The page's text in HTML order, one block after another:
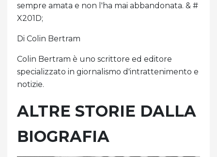
sempre amata e non l'ha mai abbandonata. & #
X201D;
Di Colin Bertram
Colin Bertram è uno scrittore ed editore
specializzato in giornalismo d'intrattenimento e
notizie.
ALTRE STORIE DALLA
BIOGRAFIA